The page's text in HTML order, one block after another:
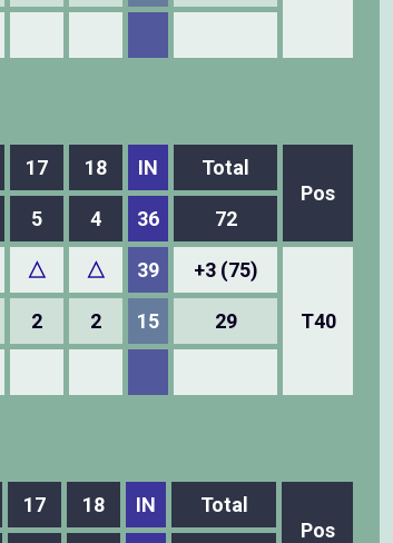
17 18 IN
Total
Pos
5 4 36 72
△ △ 39 +3 (75)
T40
2 2 15 29
17 18 IN
Total
Pos